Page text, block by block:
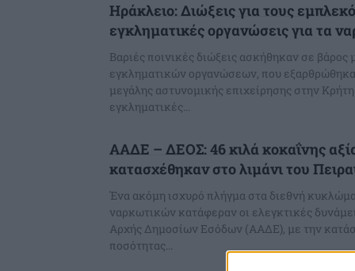
Ηράκλειο: Διώξεις για τους
εγκληματικές οργανώσεις για τα
Βαριές ποινικές διώξεις ασκήθηκαν σε
εγκληματικών οργανώσεων, που
μεγάλης αστυνομικής επιχείρησης στην
εγκληματικές...
ΑΑΔΕ – ΔΕΟΣ: 46 κιλά κοκαΐνης
κατασχέθηκαν στο λιμάνι του
Ένα ακόμη ισχυρό πλήγμα στα διεθνή
ναρκωτικών κατάφεραν οι ελεγκτικές
Αρχής Δημοσίων Εσόδων (ΑΑΔΕ), με την
ποσότητας...